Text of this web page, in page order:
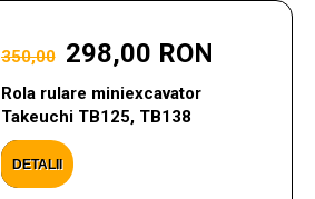
350,00 298,00 RON
Rola rulare miniexcavator
Takeuchi TB125, TB138
DETALII